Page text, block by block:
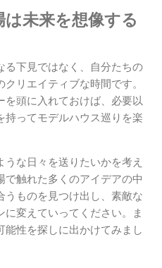
は未来を想像する
る下見ではなく、自分たちの
リエイティブな時間です。
を頭に入れておけば、必要以
持ってモデルハウス巡りを楽
な日々を送りたいかを考え
で触れた多くのアイデアの中
うものを見つけ出し、素敵な
変えていってください。ま
性を探しに出かけてみまし